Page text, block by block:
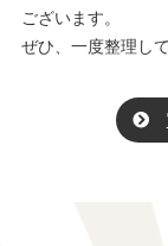
ございます。
ぜひ、一度整理し